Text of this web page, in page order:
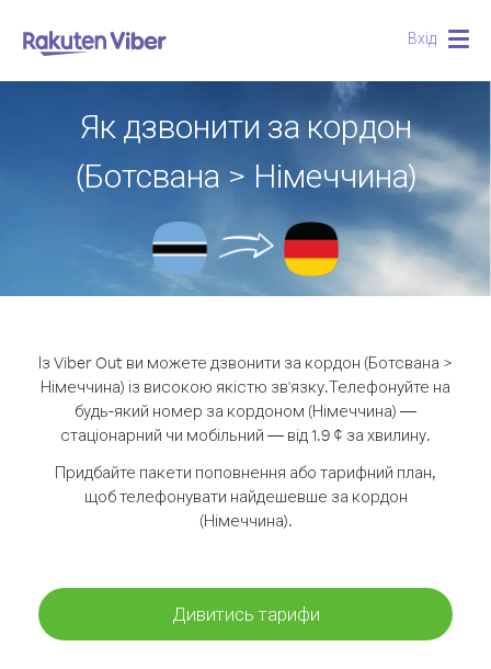
Вхід
Як дзвонити за кордон
(Ботсвана > Німеччина)
Із Viber Out ви можете дзвонити за кордон (Ботсвана >
Німеччина) із високою якістю зв'язку.Телефонуйте на
будь-який номер за кордоном (Німеччина) —
стаціонарний чи мобільний — від 1.9 ¢ за хвилину.
Придбайте пакети поповнення або тарифний план,
щоб телефонувати найдешевше за кордон
(Німеччина).
Дивитись тарифи